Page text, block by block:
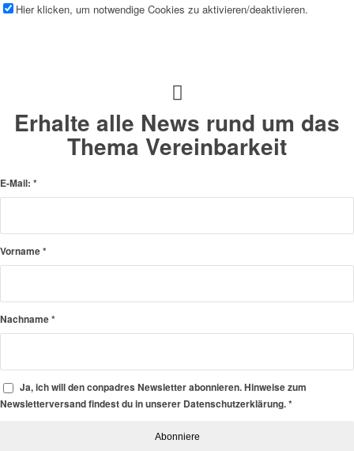
Hier klicken, um notwendige Cookies zu aktivieren/deaktivieren.
Erhalte alle News rund um das
Thema Vereinbarkeit
E-Mail: *
Vorname*
Nachname*
Ja, ich will den conpadres Newsletter abonnieren. Hinweise zum
Newsletterversand findest du in unserer Datenschutzerklärung.*